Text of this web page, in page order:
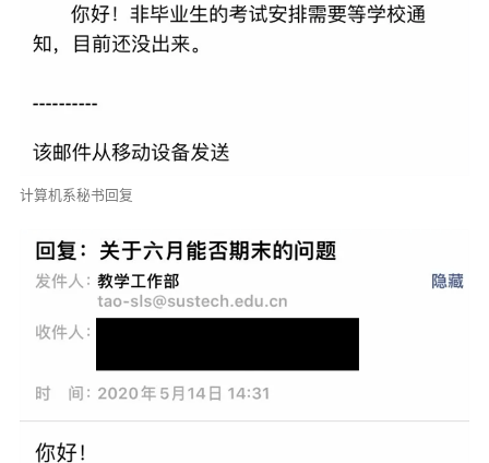
计算机系秘书回复